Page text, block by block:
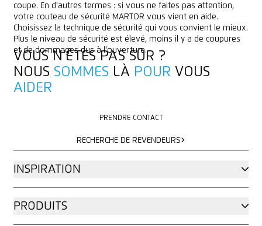
coupe. En d'autres termes : si vous ne faites pas attention,
votre couteau de sécurité MARTOR vous vient en aide.
Choisissez la technique de sécurité qui vous convient le mieux.
Plus le niveau de sécurité est élevé, moins il y a de coupures
et de dommages dus à l'ouverture.
VOUS N'ÊTES PAS SÛR ?
NOUS SOMMES LÀ POUR VOUS
AIDER
PRENDRE CONTACT
RECHERCHE DE REVENDEURS
INSPIRATION
PRODUITS